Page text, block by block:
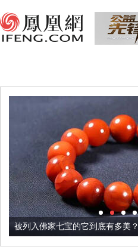
被列入佛家七宝的它到底有多美？